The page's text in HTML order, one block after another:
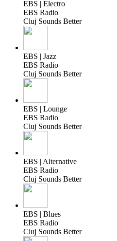
EBS | Electro
EBS Radio
Cluj Sounds Better
EBS | Jazz
EBS Radio
Cluj Sounds Better
EBS | Lounge
EBS Radio
Cluj Sounds Better
EBS | Alternative
EBS Radio
Cluj Sounds Better
EBS | Blues
EBS Radio
Cluj Sounds Better